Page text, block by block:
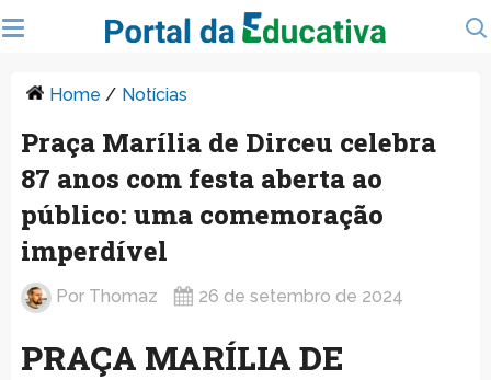
Home / Notícias
Praça Marília de Dirceu celebra
87 anos com festa aberta ao
público: uma comemoração
imperdível
Por Thomaz 26 de setembro de 2024
PRAÇA MARÍLIA DE